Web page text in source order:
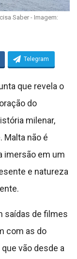
Saber - Imagem:
Telegram
que revela o
do
milenar,
Malta não é
imersão em um
e natureza
saídas de filmes
com as do
vão desde a